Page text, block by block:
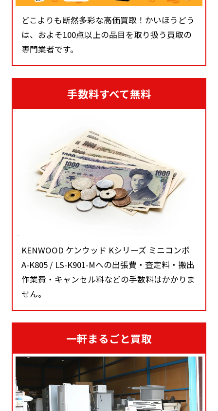
どこよりも断然多彩な高価買取！かいほうどう
は、およそ100点以上の品目を取り扱う買取の
専門業者です。
手数料すべて無料
KENWOOD ケンウッド Kシリーズ ミニコンポ
A-K805 / LS-K901-Mへの出張費・査定料・搬出
作業費・キャンセル料などの手数料はかかりま
せん。
一軒まるごと買取